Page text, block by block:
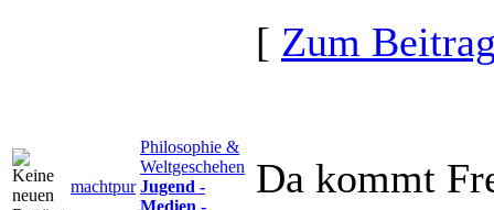
[ Zum
machtpur
Philosophie &
Weltgeschehen
Jugend -
Medien -
Da kommt